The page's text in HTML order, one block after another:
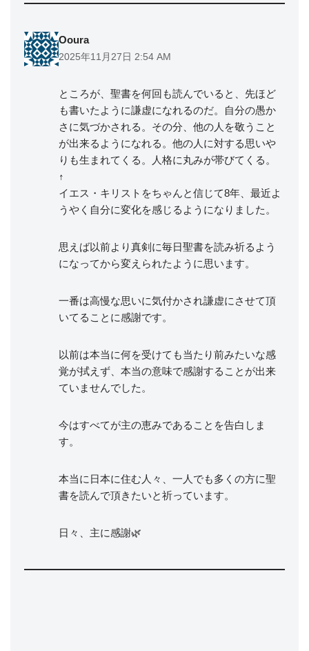
Ooura
2025年11月27日 2:54 AM
ところが、聖書を何回も読んでいると、先ほど
も書いたように謙虚になれるのだ。自分の愚か
さに気づかされる。その分、他の人を敬うこと
が出来るようになれる。他の人に対する思いや
りも生まれてくる。人格に丸みが帯びてくる。
↑
イエス・キリストをちゃんと信じて8年、最近よ
うやく自分に変化を感じるようになりました。
思えば以前より真剣に毎日聖書を読み祈るよう
になってから変えられたように思います。
一番は高慢な思いに気付かされ謙虚にさせて頂
いてることに感謝です。
以前は本当に何を受けても当たり前みたいな感
覚が拭えず、本当の意味で感謝することが出来
ていませんでした。
今はすべてが主の恵みであることを告白しま
す。
本当に日本に住む人々、一人でも多くの方に聖
書を読んで頂きたいと祈っています。
日々、主に感謝🌿